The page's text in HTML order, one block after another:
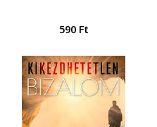
590 Ft